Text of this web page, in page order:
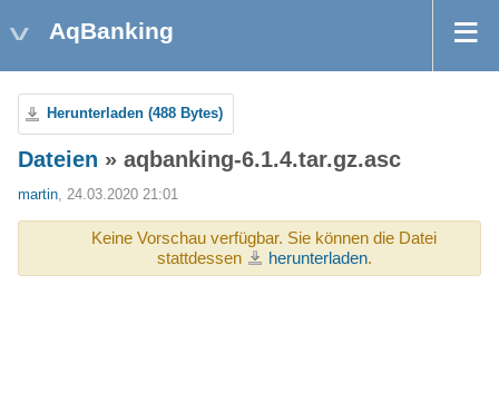
AqBanking
Herunterladen (488 Bytes)
Dateien » aqbanking-6.1.4.tar.gz.asc
martin, 24.03.2020 21:01
Keine Vorschau verfügbar. Sie können die Datei
stattdessen
herunterladen.